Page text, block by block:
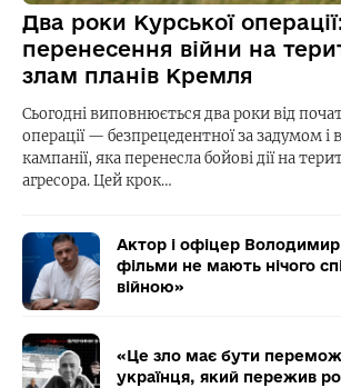
Два роки Курської
перенесення війни на
злам планів Кремля
Сьогодні виповнюється два роки від
операції — безпрецедентної за задумом
кампанії, яка перенесла бойові дії на
агресора. Цей крок…
Актор і офіцер
фільми не мають нічого
війною»
«Це зло має бути
українця, який пережив